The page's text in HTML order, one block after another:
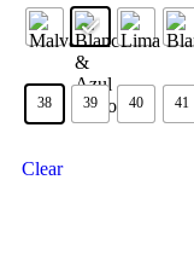
38 39 40 41
Clear